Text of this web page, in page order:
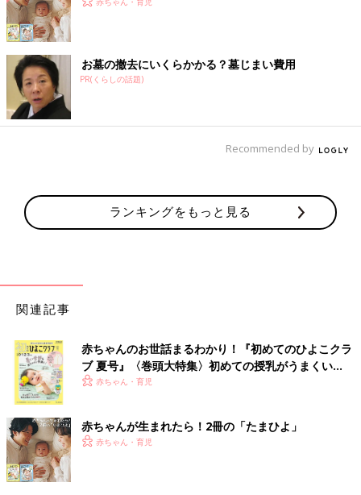
お墓の撤去にいくらかかる？墓じまい費用
PR(くらしの話題)
Recommended by
ランキングをもっと見る
関連記事
赤ちゃんのお世話まるわかり！『初めてのひよこクラ
ブ 夏号』〈巻頭大特集〉初めての授乳がうまくい
く！ おっぱい・ミルクの基本と夏のトラブル 解決テ
赤ちゃん・育児
赤ちゃんが生まれたら！2冊の「たまひよ」
赤ちゃん・育児